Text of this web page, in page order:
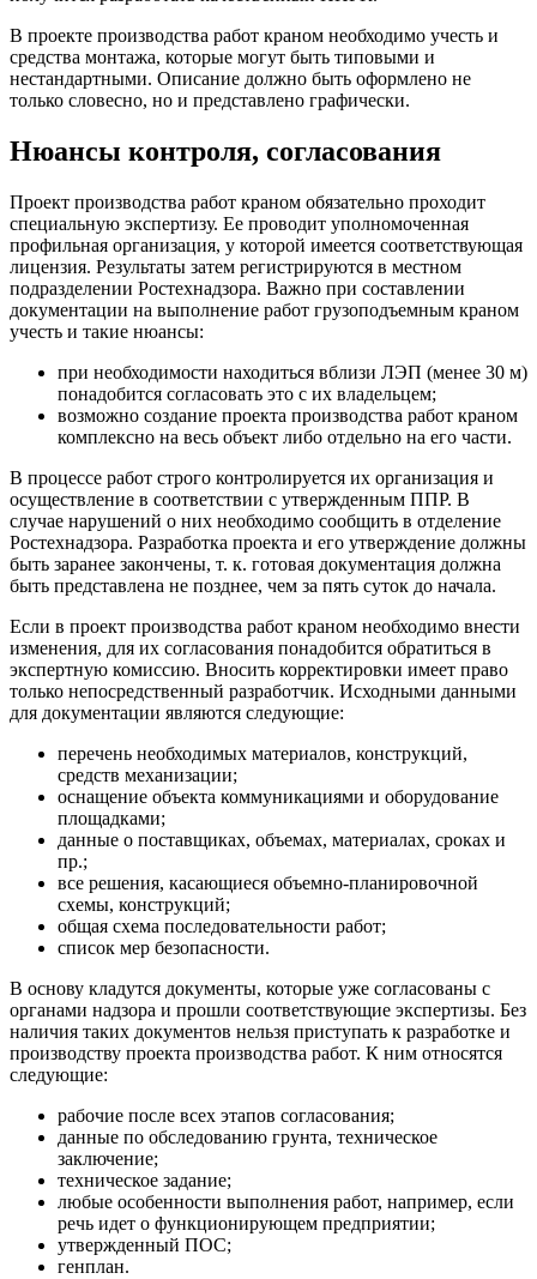
В проекте производства работ краном необходимо учесть и
средства монтажа, которые могут быть типовыми и
нестандартными. Описание должно быть оформлено не
только словесно, но и представлено графически.
Нюансы контроля, согласования
Проект производства работ краном обязательно проходит
специальную экспертизу. Ее проводит уполномоченная
профильная организация, у которой имеется соответствующая
лицензия. Результаты затем регистрируются в местном
подразделении Ростехнадзора. Важно при составлении
документации на выполнение работ грузоподъемным краном
учесть и такие нюансы:
при необходимости находиться вблизи ЛЭП (менее 30 м)
понадобится согласовать это с их владельцем;
возможно создание проекта производства работ краном
комплексно на весь объект либо отдельно на его части.
В процессе работ строго контролируется их организация и
осуществление в соответствии с утвержденным ППР. В
случае нарушений о них необходимо сообщить в отделение
Ростехнадзора. Разработка проекта и его утверждение должны
быть заранее закончены, т. к. готовая документация должна
быть представлена не позднее, чем за пять суток до начала.
Если в проект производства работ краном необходимо внести
изменения, для их согласования понадобится обратиться в
экспертную комиссию. Вносить корректировки имеет право
только непосредственный разработчик. Исходными данными
для документации являются следующие:
перечень необходимых материалов, конструкций,
средств механизации;
оснащение объекта коммуникациями и оборудование
площадками;
данные о поставщиках, объемах, материалах, сроках и
пр.;
все решения, касающиеся объемно-планировочной
схемы, конструкций;
общая схема последовательности работ;
список мер безопасности.
В основу кладутся документы, которые уже согласованы с
органами надзора и прошли соответствующие экспертизы. Без
наличия таких документов нельзя приступать к разработке и
производству проекта производства работ. К ним относятся
следующие:
рабочие после всех этапов согласования;
данные по обследованию грунта, техническое
заключение;
техническое задание;
любые особенности выполнения работ, например, если
речь идет о функционирующем предприятии;
утвержденный ПОС;
генплан.